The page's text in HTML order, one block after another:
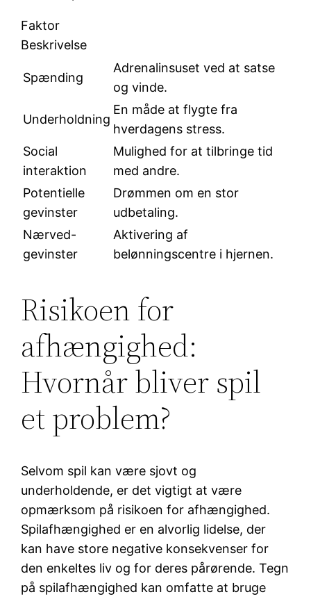
Faktor
Beskrivelse
Spænding
Adrenalinsuset ved at satse
og vinde.
Underholdning
En måde at flygte fra
hverdagens stress.
Social
interaktion
Mulighed for at tilbringe tid
med andre.
Potentielle
gevinster
Drømmen om en stor
udbetaling.
Nærved-
gevinster
Aktivering af
belønningscentre i hjernen.
Risikoen for
afhængighed:
Hvornår bliver spil
et problem?
Selvom spil kan være sjovt og
underholdende, er det vigtigt at være
opmærksom på risikoen for afhængighed.
Spilafhængighed er en alvorlig lidelse, der
kan have store negative konsekvenser for
den enkeltes liv og for deres pårørende. Tegn
på spilafhængighed kan omfatte at bruge